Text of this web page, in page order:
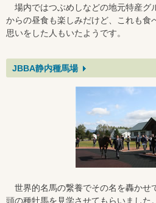
場内ではつぶめしなどの地元特産グ
からの昼食も楽しみだけど、これも
思いをした人もいたようです。
JBBA静内種馬場
世界的名馬の繋養でその名を轟かせ
頭の種牡馬を見学させてもらいました